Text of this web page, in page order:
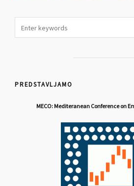
PREDSTAVLJAMO
MECO: Mediteranean Conference on